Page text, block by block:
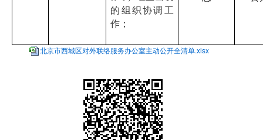
的组织协调工
作；
北京市西城区对外联络服务办公室主动公开全清单.xlsx